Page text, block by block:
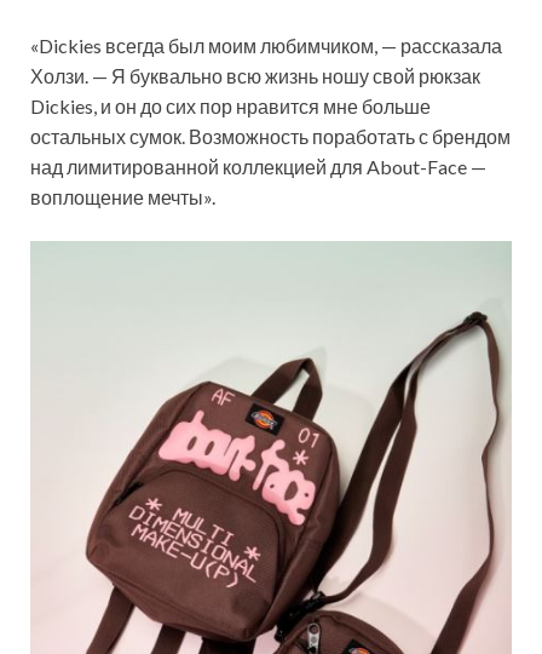
«Dickies всегда был моим любимчиком, — рассказала
Холзи. — Я буквально всю жизнь ношу свой рюкзак
Dickies, и он до сих пор нравится мне больше
остальных сумок. Возможность поработать с брендом
над лимитированной коллекцией для About-Face —
воплощение мечты».